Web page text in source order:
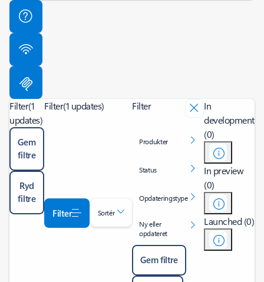
Filter(1
updates)
Gem
filtre
Ryd
filtre
Filter(1 updates)
Filter Sortér
Filter
Produkter
Status
Opdateringstype
Ny eller
opdateret
Gem filtre
In
development
(0)
In preview
(0)
Launched (0)